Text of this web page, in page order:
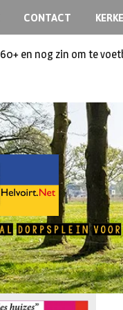
CONTACT
60+ en nog zin om te